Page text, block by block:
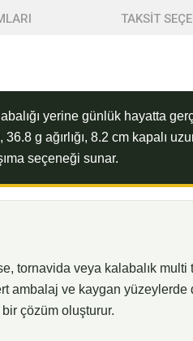
TAKSİT
yerine günlük hayatta
36.8 g ağırlığı, 8.2 cm
seçeneği sunar.
tornavida veya kalabalık
ambalaj ve kaygan
çözüm oluşturur.